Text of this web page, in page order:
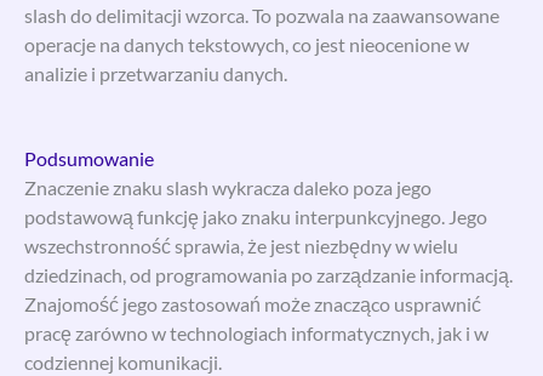
slash do delimitacji wzorca. To pozwala na zaawansowane
operacje na danych tekstowych, co jest nieocenione w
analizie i przetwarzaniu danych.
Podsumowanie
Znaczenie znaku slash wykracza daleko poza jego
podstawową funkcję jako znaku interpunkcyjnego. Jego
wszechstronność sprawia, że jest niezbędny w wielu
dziedzinach, od programowania po zarządzanie informacją.
Znajomość jego zastosowań może znacząco usprawnić
pracę zarówno w technologiach informatycznych, jak i w
codziennej komunikacji.